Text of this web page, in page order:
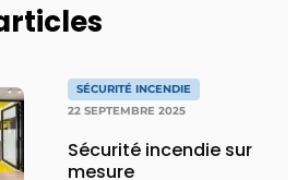
SÉCURITÉ INCENDIE
22 SEPTEMBRE 2025
Sécurité incendie sur
mesure